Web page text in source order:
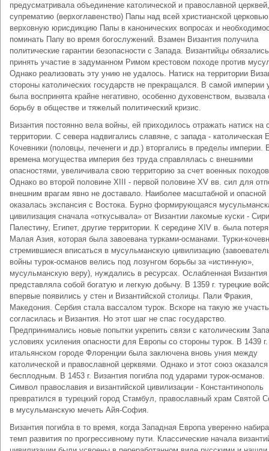
предусматривала объединение католической и православной церквей,
супрематию (верхоглавенство) Папы над всей христианской
верховную юрисдикцию Папы в канонических вопросах и
поминать Папу во время богослужений. Взамен Византия получила
политические гарантии безопасности с Запада. Византийцы
принять участие в задуманном Римом крестовом походе против
Однако реализовать эту унию не удалось. Натиск на территории
стороны католических государств не прекращался. В самой империи
была воспринята крайне негативно, особенно духовенством, вызвала
борьбу в обществе и тяжелый политический кризис.
Византия постоянно вела войны, ей приходилось отражать натиск на
территории. С севера надвигались славяне, с запада - католическая
Кочевники (половцы, печенеги и др.) вторгались в пределы империи.
времена могущества империя без труда справлялась с внешними
опасностями, увеличивала свою территорию за счет военных
Однако во второй половине XIII - первой половине XV вв. сил для
внешним врагам явно не доставало. Наиболее масштабной и опасной
оказалась экспансия с Востока. Бурно формирующаяся
цивилизация сначала «откусывала» от Византии лакомые куски -
Палестину, Египет, другие территории. К середине XIV в. была
Малая Азия, которая была завоевана турками-османами. Турки-
стремившиеся вписаться в мусульманскую цивилизацию
войны турок-османов велись под лозунгом борьбы за «истинную»,
мусульманскую веру), нуждались в ресурсах. Ослабленная Византия
представляла собой богатую и легкую добычу. В 1359 г. турецкие
впервые появились у стен и Византийской столицы. Пали Фракия,
Македония. Сербия стала вассалом турок. Вскоре на такую же участь
согласилась и Византия. Но этот шаг не спас государство.
Предпринимались новые попытки укрепить связи с католическим
условиях усиления опасности для Европы со стороны турок. В 1439
итальянском городе Флоренции была заключена вновь уния между
католической и православной церквями. Однако и этот союз оказался
бесплодным. В 1453 г. Византия погибла под ударами турок-османов.
Символ православия и византийской цивилизации - Константинополь
превратился в турецкий город Стамбул, православный храм Святой
в мусульманскую мечеть Айя-София.
Византия погибла в то время, когда Западная Европа уверенно
темп развития по прогрессивному пути. Классические начала